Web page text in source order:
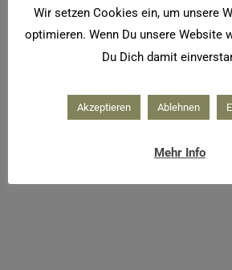
Wir setzen Cookies ein, um unsere
optimieren. Wenn Du unsere Website
Du Dich damit
Akzeptieren Ablehnen
Mehr Info